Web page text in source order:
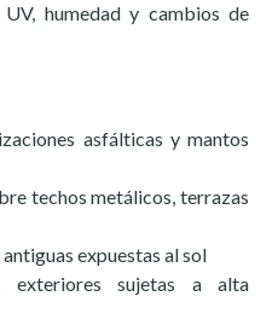
humedad y cambios de
asfálticas y mantos
techos metálicos, terrazas
expuestas al sol
exteriores sujetas a alta